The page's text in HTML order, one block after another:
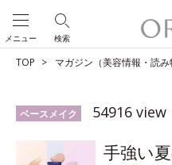
検索
メニュー
TOP マガジン（美容情報・読み
ベースメイク 54916 view
手強い